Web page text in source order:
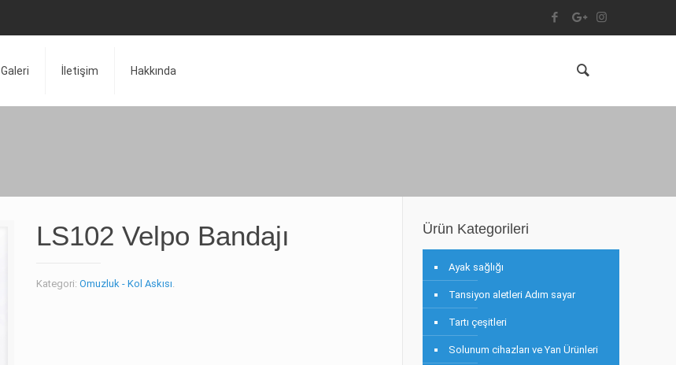
Galeri İletişim Hakkında
LS102 Velpo Bandajı
Kategori: Omuzluk - Kol Askısı.
Ürün Kategorileri
Ayak sağlığı
Tansiyon aletleri Adım sayar
Tartı çeşitleri
Solunum cihazları ve Yan Ürünleri